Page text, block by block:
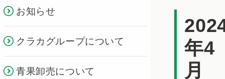
お知らせ
クラカグループについて
青果卸売について
年4
月